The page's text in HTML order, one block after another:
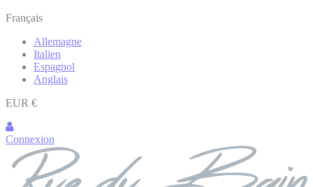
Français
Allemagne
Italien
Espagnol
Anglais
EUR €
Connexion